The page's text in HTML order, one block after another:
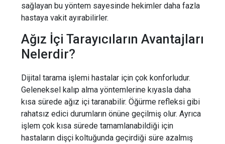
sağlayan bu yöntem sayesinde hekimler daha fazla
hastaya vakit ayırabilirler.
Ağız İçi Tarayıcıların Avantajları
Nelerdir?
Dijital tarama işlemi hastalar için çok konforludur.
Geleneksel kalıp alma yöntemlerine kıyasla daha
kısa sürede ağız içi taranabilir. Öğürme refleksi gibi
rahatsız edici durumların önüne geçilmiş olur. Ayrıca
işlem çok kısa sürede tamamlanabildiği için
hastaların dişçi koltuğunda geçirdiği süre azalmış